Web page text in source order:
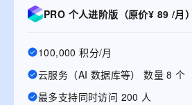
PRO 个人进阶版（原价¥ 89 /月）
100,000 积分/月
云服务（AI 数据库等） 数量 8 个
最多支持同时访问 200 人